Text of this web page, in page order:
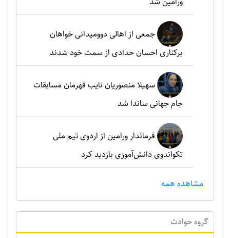
جمعی از اهالی دوومیدانی خواهان
برکناری احسان حدادی از سمت خود شدند
سهیلا منصوریان نایب قهرمان مسابقات
جام جهانی ساندا شد
فرماندار ورامین از اردوی تیم ملی
تکواندوی دانش‌آموزی بازدید کرد
مشاهده همه
گروه حوادث